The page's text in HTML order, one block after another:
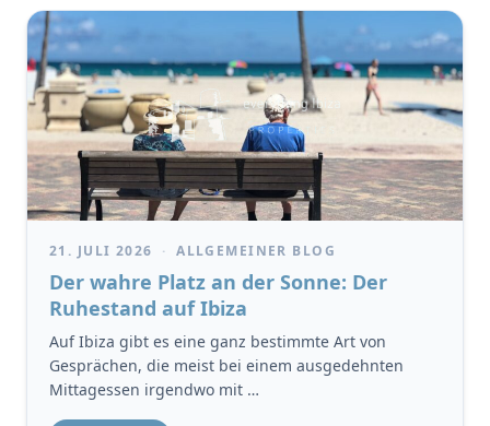
21. JULI 2026 · ALLGEMEINER BLOG
Der wahre Platz an der Sonne: Der
Ruhestand auf Ibiza
Auf Ibiza gibt es eine ganz bestimmte Art von
Gesprächen, die meist bei einem ausgedehnten
Mittagessen irgendwo mit …